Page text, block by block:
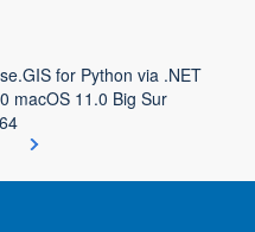
for Python via .NET
macOS 11.0 Big Sur